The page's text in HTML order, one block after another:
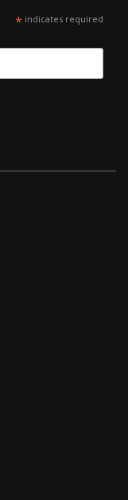
*indicates required